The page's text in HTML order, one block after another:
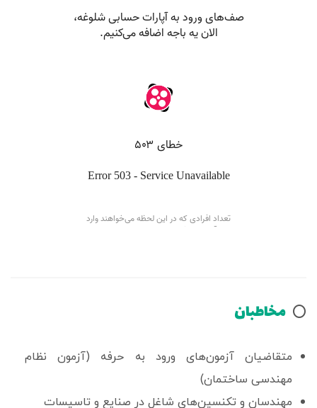
⭕️ مخاطبان
متقاضیان آزمون‌های ورود به حرفه (آزمون نظام
مهندسی ساختمان)
مهندسان و تکنسین‌های شاغل در صنایع و تاسیسات